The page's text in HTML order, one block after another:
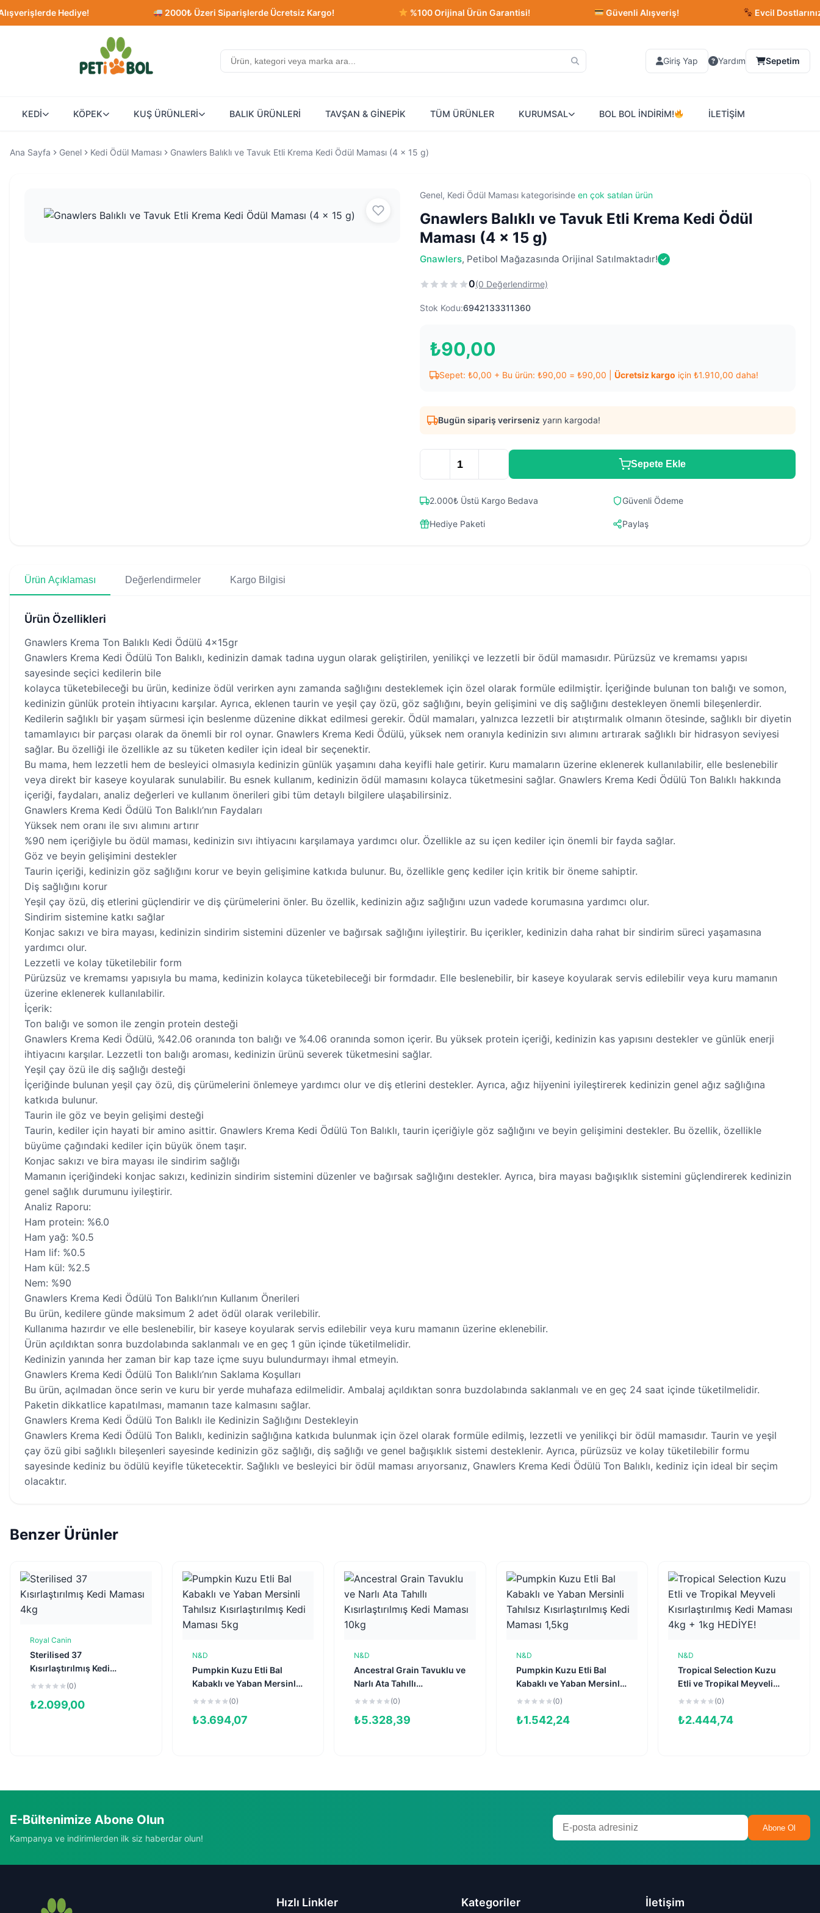
Hediye! 2000₺ Üzeri Siparişlerde Ücretsiz Kargo! %100 Orijinal Ürün Garantisi! Güvenli Alışveriş! Evcil Dostlarınız İçin En
Giriş Yap Yardım Sepetim
KEDİ KÖPEK KUŞ ÜRÜNLERİ BALIK ÜRÜNLERİ TAVŞAN & GİNEPİK TÜM ÜRÜNLER KURUMSAL BOL BOL İNDİRİM! İLETİŞİM
Ana Sayfa Genel Kedi Ödül Maması Gnawlers Balıklı ve Tavuk Etli Krema Kedi Ödül Maması (4 x 15 g)
Genel, Kedi Ödül Maması kategorisinde en çok satılan ürün
Gnawlers Balıklı ve Tavuk Etli Krema Kedi Ödül
Maması (4 x 15 g)
Gnawlers, Petibol Mağazasında Orijinal Satılmaktadır!
0(0 Değerlendirme)
Stok Kodu:6942133311360
₺90,00
Sepet: ₺0,00 + Bu ürün: ₺90,00 = ₺90,00 Ücretsiz kargo için ₺1.910,00 daha!
Bugün sipariş verirseniz yarın kargoda!
Sepete Ekle
2.000₺ Üstü Kargo Bedava Güvenli Ödeme
Hediye Paketi Paylaş
Ürün Açıklaması Değerlendirmeler Kargo Bilgisi
Ürün Özellikleri
Gnawlers Krema Ton Balıklı Kedi Ödülü 4x15gr
Gnawlers Krema Kedi Ödülü Ton Balıklı, kedinizin damak tadına uygun olarak geliştirilen, yenilikçi ve lezzetli bir ödül mamasıdır. Pürüzsüz ve kremamsı yapısı
sayesinde seçici kedilerin bile
kolayca tüketebileceği bu ürün, kedinize ödül verirken aynı zamanda sağlığını desteklemek için özel olarak formüle edilmiştir. İçeriğinde bulunan ton balığı ve somon,
kedinizin günlük protein ihtiyacını karşılar. Ayrıca, eklenen taurin ve yeşil çay özü, göz sağlığını, beyin gelişimini ve diş sağlığını destekleyen önemli bileşenlerdir.
Kedilerin sağlıklı bir yaşam sürmesi için beslenme düzenine dikkat edilmesi gerekir. Ödül mamaları, yalnızca lezzetli bir atıştırmalık olmanın ötesinde, sağlıklı bir diyetin
tamamlayıcı bir parçası olarak da önemli bir rol oynar. Gnawlers Krema Kedi Ödülü, yüksek nem oranıyla kedinizin sıvı alımını artırarak sağlıklı bir hidrasyon seviyesi
sağlar. Bu özelliği ile özellikle az su tüketen kediler için ideal bir seçenektir.
Bu mama, hem lezzetli hem de besleyici olmasıyla kedinizin günlük yaşamını daha keyifli hale getirir. Kuru mamaların üzerine eklenerek kullanılabilir, elle beslenebilir
veya direkt bir kaseye koyularak sunulabilir. Bu esnek kullanım, kedinizin ödül mamasını kolayca tüketmesini sağlar. Gnawlers Krema Kedi Ödülü Ton Balıklı hakkında
içeriği, faydaları, analiz değerleri ve kullanım önerileri gibi tüm detaylı bilgilere ulaşabilirsiniz.
Gnawlers Krema Kedi Ödülü Ton Balıklı’nın Faydaları
Yüksek nem oranı ile sıvı alımını artırır
%90 nem içeriğiyle bu ödül maması, kedinizin sıvı ihtiyacını karşılamaya yardımcı olur. Özellikle az su içen kediler için önemli bir fayda sağlar.
Göz ve beyin gelişimini destekler
Taurin içeriği, kedinizin göz sağlığını korur ve beyin gelişimine katkıda bulunur. Bu, özellikle genç kediler için kritik bir öneme sahiptir.
Diş sağlığını korur
Yeşil çay özü, diş etlerini güçlendirir ve diş çürümelerini önler. Bu özellik, kedinizin ağız sağlığını uzun vadede korumasına yardımcı olur.
Sindirim sistemine katkı sağlar
Konjac sakızı ve bira mayası, kedinizin sindirim sistemini düzenler ve bağırsak sağlığını iyileştirir. Bu içerikler, kedinizin daha rahat bir sindirim süreci yaşamasına
yardımcı olur.
Lezzetli ve kolay tüketilebilir form
Pürüzsüz ve kremamsı yapısıyla bu mama, kedinizin kolayca tüketebileceği bir formdadır. Elle beslenebilir, bir kaseye koyularak servis edilebilir veya kuru mamanın
üzerine eklenerek kullanılabilir.
İçerik:
Ton balığı ve somon ile zengin protein desteği
Gnawlers Krema Kedi Ödülü, %42.06 oranında ton balığı ve %4.06 oranında somon içerir. Bu yüksek protein içeriği, kedinizin kas yapısını destekler ve günlük enerji
ihtiyacını karşılar. Lezzetli ton balığı aroması, kedinizin ürünü severek tüketmesini sağlar.
Yeşil çay özü ile diş sağlığı desteği
İçeriğinde bulunan yeşil çay özü, diş çürümelerini önlemeye yardımcı olur ve diş etlerini destekler. Ayrıca, ağız hijyenini iyileştirerek kedinizin genel ağız sağlığına
katkıda bulunur.
Taurin ile göz ve beyin gelişimi desteği
Taurin, kediler için hayati bir amino asittir. Gnawlers Krema Kedi Ödülü Ton Balıklı, taurin içeriğiyle göz sağlığını ve beyin gelişimini destekler. Bu özellik, özellikle
büyüme çağındaki kediler için büyük önem taşır.
Konjac sakızı ve bira mayası ile sindirim sağlığı
Mamanın içeriğindeki konjac sakızı, kedinizin sindirim sistemini düzenler ve bağırsak sağlığını destekler. Ayrıca, bira mayası bağışıklık sistemini güçlendirerek kedinizin
genel sağlık durumunu iyileştirir.
Analiz Raporu:
Ham protein: %6.0
Ham yağ: %0.5
Ham lif: %0.5
Ham kül: %2.5
Nem: %90
Gnawlers Krema Kedi Ödülü Ton Balıklı’nın Kullanım Önerileri
Bu ürün, kedilere günde maksimum 2 adet ödül olarak verilebilir.
Kullanıma hazırdır ve elle beslenebilir, bir kaseye koyularak servis edilebilir veya kuru mamanın üzerine eklenebilir.
Ürün açıldıktan sonra buzdolabında saklanmalı ve en geç 1 gün içinde tüketilmelidir.
Kedinizin yanında her zaman bir kap taze içme suyu bulundurmayı ihmal etmeyin.
Gnawlers Krema Kedi Ödülü Ton Balıklı’nın Saklama Koşulları
Bu ürün, açılmadan önce serin ve kuru bir yerde muhafaza edilmelidir. Ambalaj açıldıktan sonra buzdolabında saklanmalı ve en geç 24 saat içinde tüketilmelidir.
Paketin dikkatlice kapatılması, mamanın taze kalmasını sağlar.
Gnawlers Krema Kedi Ödülü Ton Balıklı ile Kedinizin Sağlığını Destekleyin
Gnawlers Krema Kedi Ödülü Ton Balıklı, kedinizin sağlığına katkıda bulunmak için özel olarak formüle edilmiş, lezzetli ve yenilikçi bir ödül mamasıdır. Taurin ve yeşil
çay özü gibi sağlıklı bileşenleri sayesinde kedinizin göz sağlığı, diş sağlığı ve genel bağışıklık sistemi desteklenir. Ayrıca, pürüzsüz ve kolay tüketilebilir formu
sayesinde kediniz bu ödülü keyifle tüketecektir. Sağlıklı ve besleyici bir ödül maması arıyorsanız, Gnawlers Krema Kedi Ödülü Ton Balıklı, kediniz için ideal bir seçim
olacaktır.
Benzer Ürünler
Sepete Ekle
Royal Canin
Sterilised 37
Kısırlaştırılmış Kedi
Maması 4kg
(0)
₺2.099,00
N&D
Pumpkin Kuzu Etli Bal
Kabaklı ve Yaban Mersinli
Tahılsız Kısırlaştırılmış
(0)
₺3.694,07
N&D
Ancestral Grain Tavuklu ve
Narlı Ata Tahıllı
Kısırlaştırılmış Kedi
(0)
₺5.328,39
N&D
Pumpkin Kuzu Etli Bal
Kabaklı ve Yaban Mersinli
Tahılsız Kısırlaştırılmış
(0)
₺1.542,24
N&D
Tropical Selection Kuzu
Etli ve Tropikal Meyveli
Kısırlaştırılmış Kedi
(0)
₺2.444,74
E-Bültenimize Abone Olun
Kampanya ve indirimlerden ilk siz haberdar olun!
Abone Ol
Hızlı Linkler Kategoriler İletişim